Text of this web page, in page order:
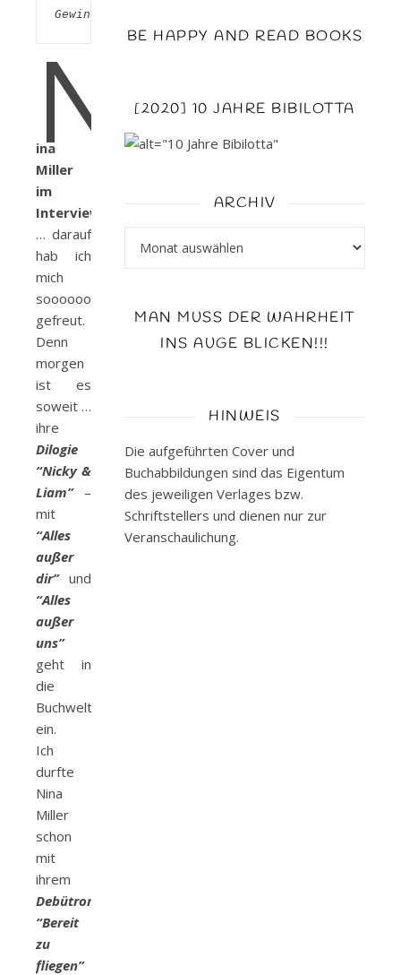
Gewinnspiel
N
ina
Miller
im
Interview
… darauf
hab ich
mich
soooooo
gefreut.
Denn
morgen
ist es
soweit …
ihre
Dilogie
“Nicky &
Liam”–
mit
“Alles
außer
dir”und
“Alles
außer
uns”
geht in
die
Buchwelt
ein.
Ich
durfte
Nina
Miller
schon
mit
ihrem
Debütroman
“Bereit
zu
fliegen”
BE HAPPY AND READ BOOKS
[2020] 10 JAHRE BIBILOTTA
ARCHIV
MAN MUSS DER WAHRHEIT
INS AUGE BLICKEN!!!
HINWEIS
Die aufgeführten Cover und
Buchabbildungen sind das Eigentum
des jeweiligen Verlages bzw.
Schriftstellers und dienen nur zur
Veranschaulichung.